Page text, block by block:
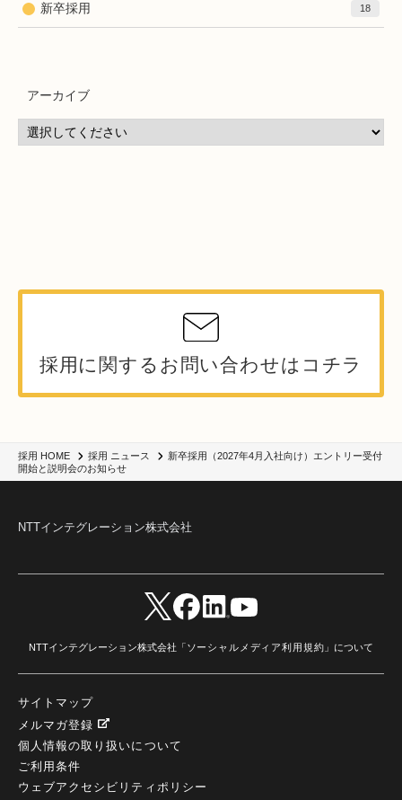
採用 HOME 採用 ニュース
新卒採用（2027年4月入社向け）エントリー受付
開始と説明会のお知らせ
新卒採用 18
アーカイブ
採用に関するお問い合わせはコチラ
NTTインテグレーション株式会社
NTTインテグレーション株式会社「ソーシャルメディア利用規約 」について
サイトマップ
メルマガ登録
個人情報の取り扱いについて
ご利用条件
ウェブアクセシビリティポリシー